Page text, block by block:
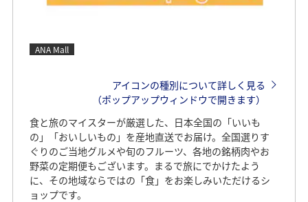
ANA Mall
アイコンの種別について詳しく見る
（ポップアップウィンドウで開きます）
食と旅のマイスターが厳選した、日本全国の「いいも
の」「おいしいもの」を産地直送でお届け。全国選りす
ぐりのご当地グルメや旬のフルーツ、各地の銘柄肉やお
野菜の定期便もございます。まるで旅にでかけたよう
に、その地域ならではの「食」をお楽しみいただけるシ
ョップです。